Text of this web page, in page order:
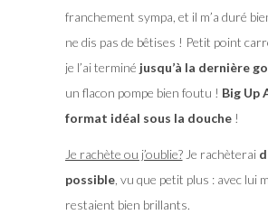
franchement sympa, et il m’a duré
ne dis pas de bêtises ! Petit point
je l’ai terminé jusqu’à la dernière
un flacon pompe bien foutu ! Big Up
format idéal sous la douche!
Je rachète ou j’oublie?Je rachèterai
possible, vu que petit plus : avec lui
restaient bien brillants.